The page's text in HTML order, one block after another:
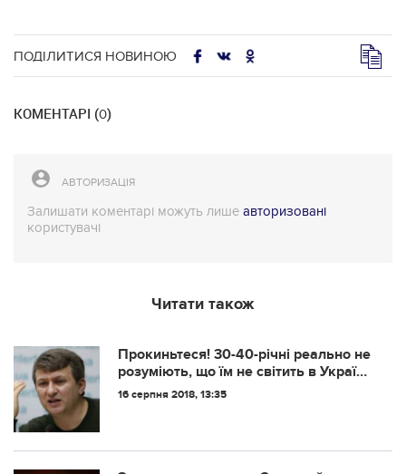
ПОДІЛИТИСЯ НОВИНОЮ
КОМЕНТАРІ (0)
АВТОРИЗАЦІЯ
Залишати коментарі можуть лише авторизовані
користувачі
Читати також
Прокиньтеся! 30-40-річні реально не
розуміють, що їм не світить в Україні
жодна пенсія
16 серпня 2018, 13:35